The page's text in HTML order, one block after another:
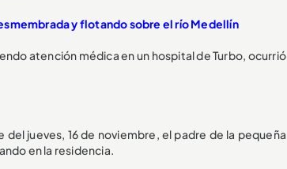
y flotando sobre el río Medellín
atención médica en un hospital de Turbo, ocurrió
jueves, 16 de noviembre, el padre de la pequeña
en la residencia.